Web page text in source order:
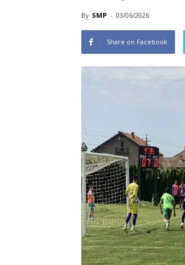
By SMP - 03/06/2026
Share on Facebook